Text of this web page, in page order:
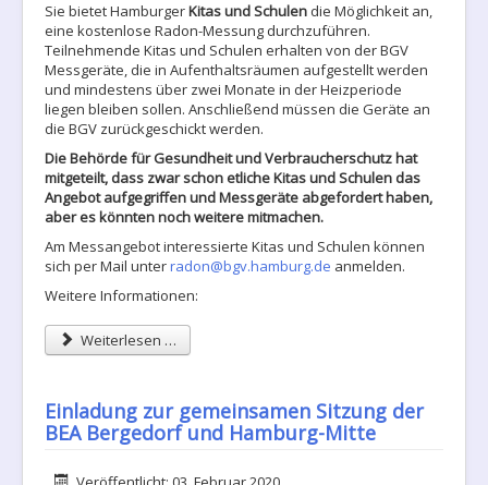
Sie bietet HamburgerKitas und Schulen die Möglichkeit an,
eine kostenlose Radon-Messung durchzuführen.
Teilnehmende Kitas und Schulen erhalten von der BGV
Messgeräte, die in Aufenthaltsräumen aufgestellt werden
und mindestens über zwei Monate in der Heizperiode
liegen bleiben sollen. Anschließend müssen die Geräte an
die BGV zurückgeschickt werden.
Die Behörde für Gesundheit und Verbraucherschutz hat
mitgeteilt, dass zwar schon etliche Kitas und Schulen das
Angebot aufgegriffen und Messgeräte abgefordert haben,
aber es könnten noch weitere mitmachen.
Am Messangebot interessierte Kitas und Schulen können
sich per Mail unterradon@bgv.hamburg.de anmelden.
Weitere Informationen:
Weiterlesen …
Einladung zur gemeinsamen Sitzung der
BEA Bergedorf und Hamburg-Mitte
Details